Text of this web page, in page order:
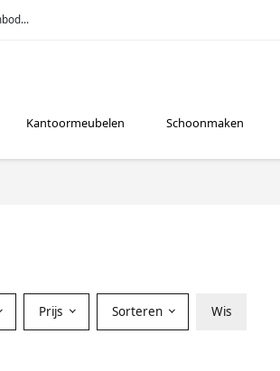
Kantoormeubelen Schoonmaken
Prijs Sorteren Wis